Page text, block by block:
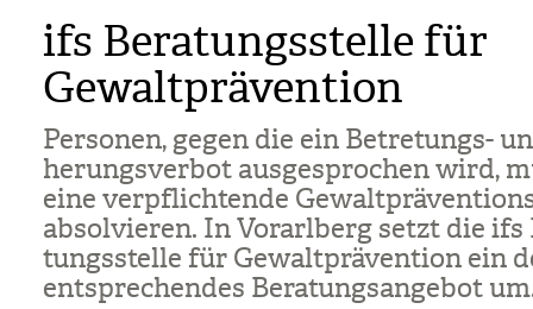
ifs Beratungsstelle für
Gewaltprävention
Per­so­nen, gegen die ein Betre­tungs-
he­rungs­ver­bot aus­ge­spro­chen wird,
eine ver­pflich­tende
absol­vie­ren. In Vor­arl­berg setzt die
tungs­stelle für Gewalt­prä­ven­tion ein
entspre­chen­des Bera­tungs­an­ge­bot